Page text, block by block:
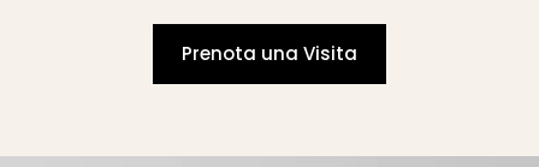
Prenota una Visita